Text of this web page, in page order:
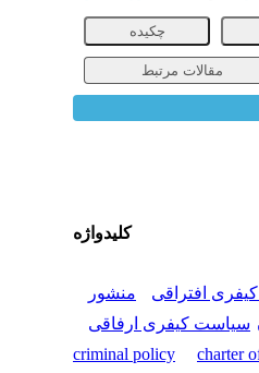
چکیده
مقالات مرتبط
کلیدواژه
افتراقی
منشور
سیاست کیفری ارفاقی
criminal policy
charter